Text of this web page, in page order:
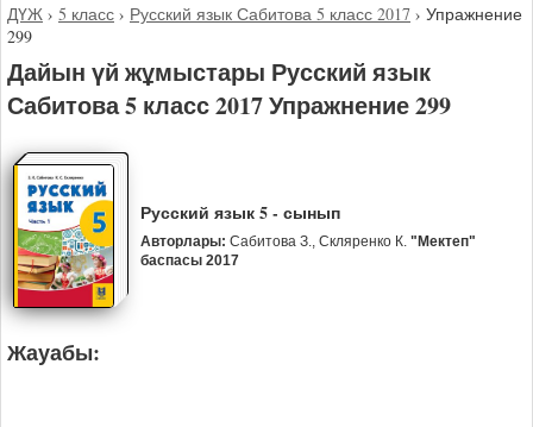
ДҮЖ › 5 класс › Русский язык Сабитова 5 класс 2017 › Упражнение
299
Дайын үй жұмыстары Русский язык
Сабитова 5 класс 2017 Упражнение 299
Русский язык 5 - сынып
Авторлары: Сабитова З., Скляренко К. "Мектеп"
баспасы 2017
Жауабы: